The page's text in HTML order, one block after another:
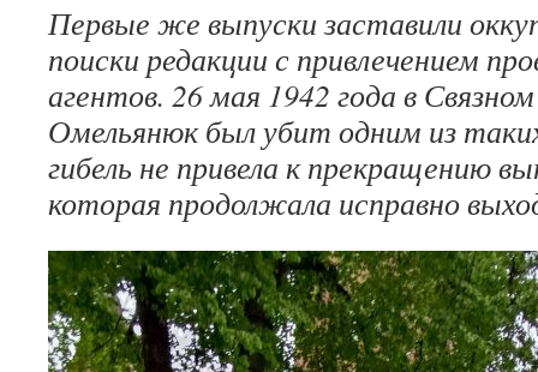
Первые же выпуски заставили
поиски редакции с привлечением
агентов. 26 мая 1942 года в
Омельянюк был убит одним из
гибель не привела к прекращению
которая продолжала исправно